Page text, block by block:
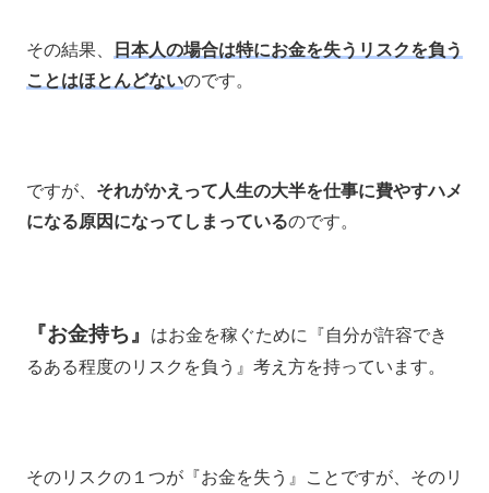
その結果、
日本人の場合は特にお金を失うリスクを負う
ことはほとんどないのです。
ですが、 それがかえって人生の大半を仕事に費やすハメ
になる原因になってしまっているのです。
『お金持ち』
はお金を稼ぐために『自分が許容でき
るある程度のリスクを負う』考え方を持っています。
そのリスクの１つが『お金を失う』ことですが、そのリ